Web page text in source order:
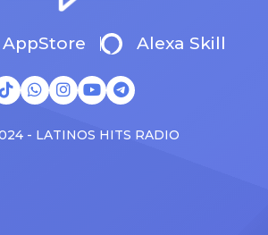
AppStore Alexa Skill
- LATINOS HITS RADIO